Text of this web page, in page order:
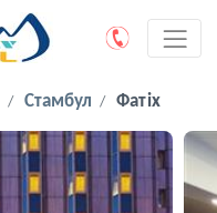
Стамбул Фатіх